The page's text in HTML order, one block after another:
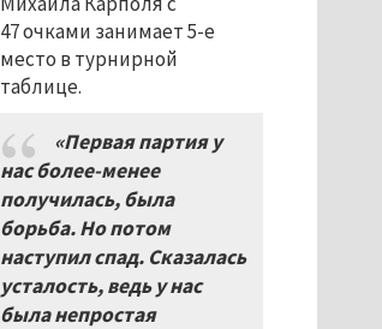
47 очками занимает 5-е
место в турнирной
таблице.
«Первая партия у
нас более-менее
получилась, была
борьба. Но потом
наступил спад. Сказалась
усталость, ведь у нас
была непростая